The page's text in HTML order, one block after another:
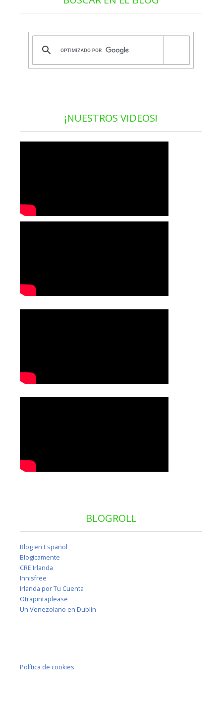
¡NUESTROS VIDEOS!
BLOGROLL
Blog en Español
Blogicamente
CRE Irlanda
Innisfree
Irlanda por Tu Cuenta
Otrapintaplease
Un Venezolano en Dublín
Política de cookies